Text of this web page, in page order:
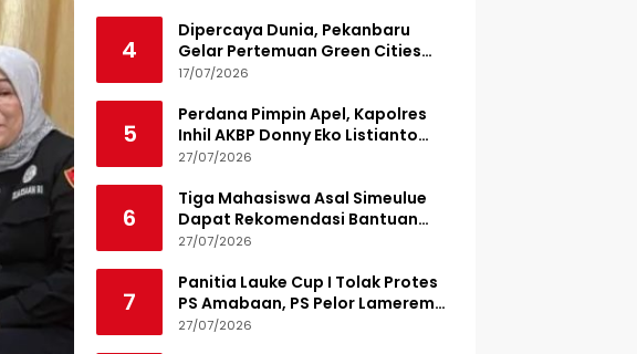
4
Dipercaya Dunia, Pekanbaru
Gelar Pertemuan Green Cities
Mayor Council IMT-GT 2026
17/07/2026
5
Perdana Pimpin Apel, Kapolres
Inhil AKBP Donny Eko Listianto
Tekankan Disiplin
27/07/2026
6
Tiga Mahasiswa Asal Simeulue
Dapat Rekomendasi Bantuan
Pendidikan dari Jamaluddin
27/07/2026
7
Panitia Lauke Cup I Tolak Protes
PS Amabaan, PS Pelor Lamerem
Menang WO 3-0
27/07/2026